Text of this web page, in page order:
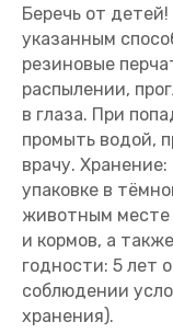
Беречь от
указанным
резиновые
распылении,
в глаза. При
промыть водой,
врачу.
упаковке в
животным месте
и кормов, а
годности: 5 лет
соблюдении
хранения).